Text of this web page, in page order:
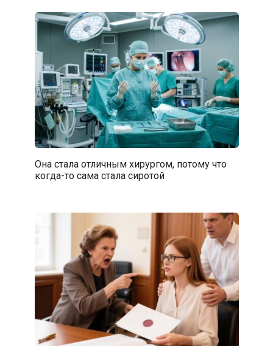
Она стала отличным хирургом, потому что
когда-то сама стала сиротой